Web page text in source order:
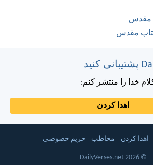
مقدس
مقدس
خدا را منتشر کنم:
اهدا کردن
اهدا کردن مخاطب حریم خصوصی
© 2026 DailyVerses.net